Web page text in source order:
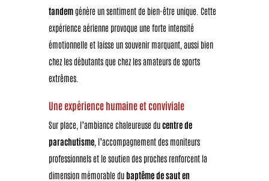
tandemgénère un sentiment de bien-être unique. Cette
expérience aérienne provoque une forte intensité
émotionnelle et laisse un souvenir marquant, aussi bien
chez les débutants que chez les amateurs de sports
extrêmes.
Une expérience humaine et conviviale
Sur place, l’ambiance chaleureuse ducentre de
parachutisme, l’accompagnement des moniteurs
professionnels et le soutien des proches renforcent la
dimension mémorable du baptême de saut en